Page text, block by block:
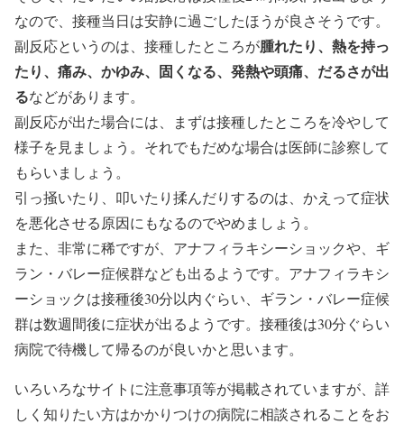
なので、接種当日は安静に過ごしたほうが良さそうです。
副反応というのは、接種したところが腫れたり、熱を持っ
たり、痛み、かゆみ、固くなる、発熱や頭痛、だるさが出
るなどがあります。
副反応が出た場合には、まずは接種したところを冷やして
様子を見ましょう。それでもだめな場合は医師に診察して
もらいましょう。
引っ掻いたり、叩いたり揉んだりするのは、かえって症状
を悪化させる原因にもなるのでやめましょう。
また、非常に稀ですが、アナフィラキシーショックや、ギ
ラン・バレー症候群なども出るようです。アナフィラキシ
ーショックは接種後30分以内ぐらい、ギラン・バレー症候
群は数週間後に症状が出るようです。接種後は30分ぐらい
病院で待機して帰るのが良いかと思います。
いろいろなサイトに注意事項等が掲載されていますが、詳
しく知りたい方はかかりつけの病院に相談されることをお